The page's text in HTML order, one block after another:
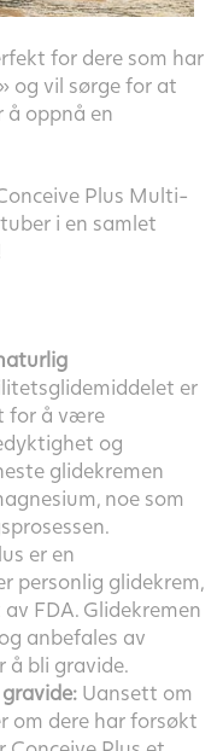
for dere som har
og vil sørge for at
å oppnå en
Plus Multi-
i en samlet
er
for å være
og
glidekremen
noe som
er en
personlig glidekrem,
FDA. Glidekremen
anbefales av
å bli gravide.
Uansett om
om dere har forsøkt